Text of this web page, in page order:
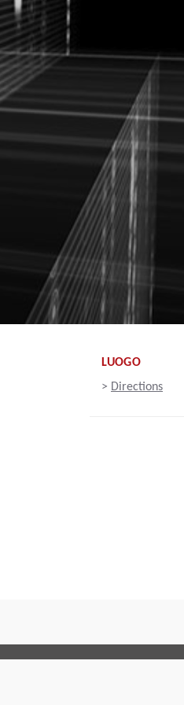
LUOGO
> Directions